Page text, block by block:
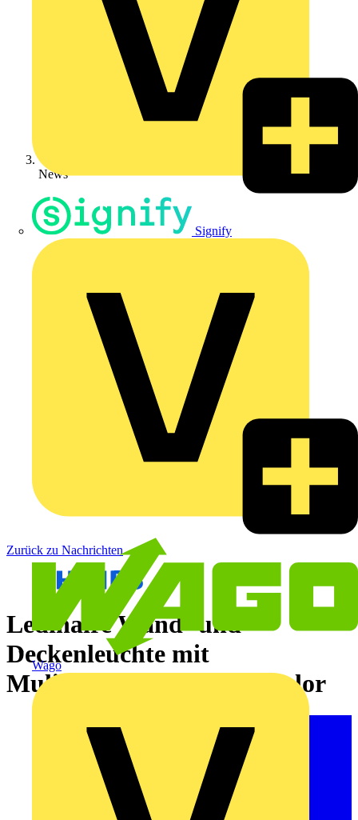
Signify
Wago
News
Zurück zu Nachrichten
Ledinaire Wand- und
Deckenleuchte mit
MulitLumen und MultiColor